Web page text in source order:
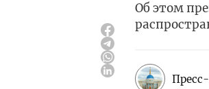
Об этом